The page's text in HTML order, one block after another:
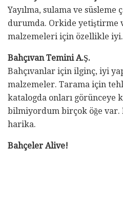
Yayılma, sulama ve süsleme
durumda. Orkide yetiştirme
malzemeleri için özellikle iyi.
Bahçıvan Temini A.Ş.
Bahçıvanlar için ilginç, iyi
malzemeler. Tarama için
katalogda onları görünceye
bilmiyordum birçok öğe
harika.
Bahçeler Alive!